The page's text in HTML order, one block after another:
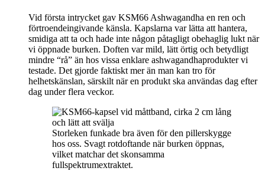
Vid första intrycket gav KSM66 Ashwagandha en ren och
förtroendeingivande känsla. Kapslarna var lätta att hantera,
smidiga att ta och hade inte någon påtagligt obehaglig lukt när
vi öppnade burken. Doften var mild, lätt örtig och betydligt
mindre “rå” än hos vissa enklare ashwagandhaprodukter vi
testade. Det gjorde faktiskt mer än man kan tro för
helhetskänslan, särskilt när en produkt ska användas dag efter
dag under flera veckor.
Storleken funkade bra även för den pillerskygge
hos oss. Svagt rotdoftande när burken öppnas,
vilket matchar det skonsamma
fullspektrumextraktet.